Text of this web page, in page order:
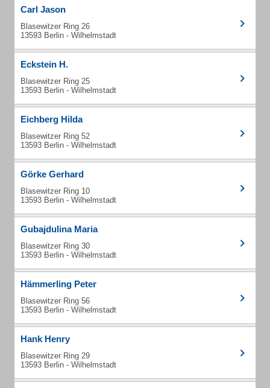
Carl Jason
Blasewitzer Ring 26
13593 Berlin - Wilhelmstadt
Eckstein H.
Blasewitzer Ring 25
13593 Berlin - Wilhelmstadt
Eichberg Hilda
Blasewitzer Ring 52
13593 Berlin - Wilhelmstadt
Görke Gerhard
Blasewitzer Ring 10
13593 Berlin - Wilhelmstadt
Gubajdulina Maria
Blasewitzer Ring 30
13593 Berlin - Wilhelmstadt
Hämmerling Peter
Blasewitzer Ring 56
13593 Berlin - Wilhelmstadt
Hank Henry
Blasewitzer Ring 29
13593 Berlin - Wilhelmstadt